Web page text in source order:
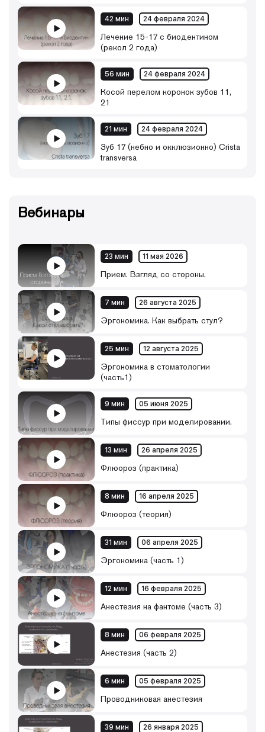
42 мин 24 февраля 2024
Лечение 15-17 с биодентином
(рекол 2 года)
56 мин 24 февраля 2024
Косой перелом коронок зубов 11,
21
21 мин 24 февраля 2024
Зуб 17 (небно и окклюзионно) Crista
transversa
Вебинары
23 мин 11 мая 2026
Прием. Взгляд со стороны.
7 мин 26 августа 2025
Эргономика. Как выбрать стул?
25 мин 12 августа 2025
Эргономика в стоматологии
(часть1)
9 мин 05 июня 2025
Типы фиссур при моделировании.
13 мин 26 апреля 2025
Флюороз (практика)
8 мин 16 апреля 2025
Флюороз (теория)
31 мин 06 апреля 2025
Эргономика (часть 1)
12 мин 16 февраля 2025
Анестезия на фантоме (часть 3)
8 мин 06 февраля 2025
Анестезия (часть 2)
6 мин 05 февраля 2025
Проводниковая анестезия
39 мин 26 января 2025